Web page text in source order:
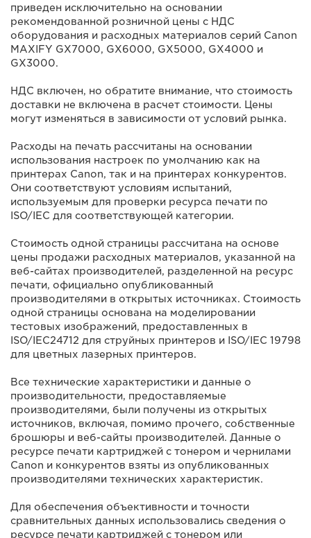
приведен исключительно на основании
рекомендованной розничной цены с НДС
оборудования и расходных материалов серий Canon
MAXIFY GX7000, GX6000, GX5000, GX4000 и
GX3000.
НДС включен, но обратите внимание, что стоимость
доставки не включена в расчет стоимости. Цены
могут изменяться в зависимости от условий рынка.
Расходы на печать рассчитаны на основании
использования настроек по умолчанию как на
принтерах Canon, так и на принтерах конкурентов.
Они соответствуют условиям испытаний,
используемым для проверки ресурса печати по
ISO/IEC для соответствующей категории.
Стоимость одной страницы рассчитана на основе
цены продажи расходных материалов, указанной на
веб-сайтах производителей, разделенной на ресурс
печати, официально опубликованный
производителями в открытых источниках. Стоимость
одной страницы основана на моделировании
тестовых изображений, предоставленных в
ISO/IEC24712 для струйных принтеров и ISO/IEC 19798
для цветных лазерных принтеров.
Все технические характеристики и данные о
производительности, предоставляемые
производителями, были получены из открытых
источников, включая, помимо прочего, собственные
брошюры и веб-сайты производителей. Данные о
ресурсе печати картриджей с тонером и чернилами
Canon и конкурентов взяты из опубликованных
производителями технических характеристик.
Для обеспечения объективности и точности
сравнительных данных использовались сведения о
ресурсе печати картриджей с тонером или